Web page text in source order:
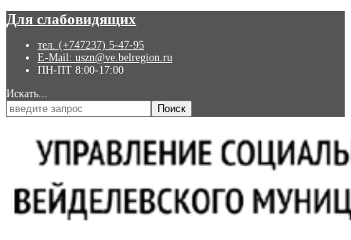
Для слабовидящих
тел. (+747237) 5-47-95
E-Mail: uszn@ve.belregion.ru
ПН-ПТ 8:00-17:00
Искать...
Поиск